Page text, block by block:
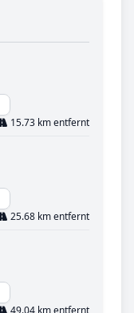
15.73 km entfernt
25.68 km entfernt
49.04 km entfernt